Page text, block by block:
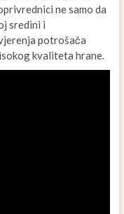
ne samo da
sredini i
potrošača
kvaliteta hrane.